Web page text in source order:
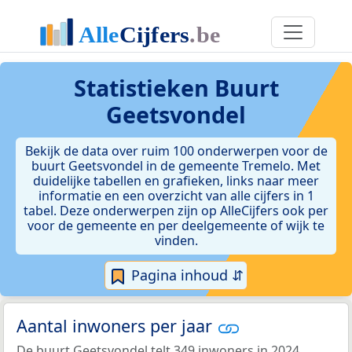
Statistieken Buurt
Geetsvondel
Bekijk de data over ruim 100 onderwerpen voor de
buurt Geetsvondel in de gemeente Tremelo. Met
duidelijke tabellen en grafieken, links naar meer
informatie en een overzicht van alle cijfers in 1
tabel. Deze onderwerpen zijn op AlleCijfers ook per
voor de gemeente en per deelgemeente of wijk te
vinden.
Pagina inhoud ⇵
Aantal inwoners per jaar